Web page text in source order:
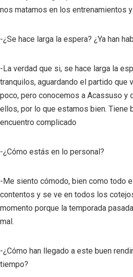
nos matamos en los entrenamientos
-¿Se hace larga la espera? ¿Ya han
-La verdad que si, se hace larga la
tranquilos, aguardando el partido que
poco, pero conocemos a Acassuso y
ellos, por lo que estamos bien. Tiene
encuentro complicado
-¿Cómo estás en lo personal?
-Me siento cómodo, bien como todo
contentos y se ve en todos los
momento porque la temporada
mal.
-¿Cómo han llegado a este buen
tiempo?